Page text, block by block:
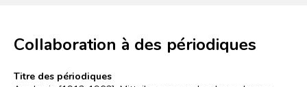
Collaboration à des périodiques
Titre des périodiques